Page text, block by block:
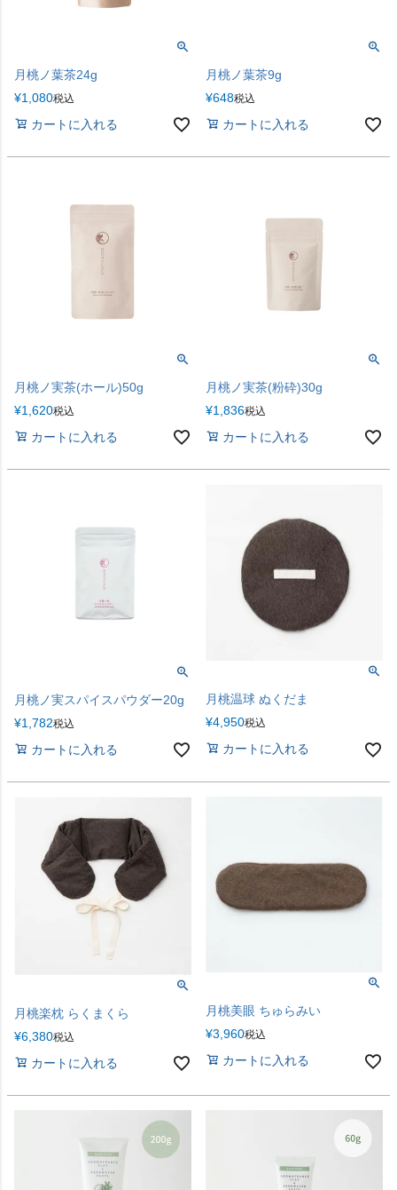
月桃ノ葉茶24g
¥1,080税込
カートに入れる
月桃ノ葉茶9g
¥648税込
カートに入れる
月桃ノ実茶(ホール)50g
¥1,620税込
カートに入れる
月桃ノ実茶(粉砕)30g
¥1,836税込
カートに入れる
月桃ノ実スパイスパウダー20g
¥1,782税込
カートに入れる
月桃温球 ぬくだま
¥4,950税込
カートに入れる
月桃楽枕 らくまくら
¥6,380税込
カートに入れる
月桃美眼 ちゅらみい
¥3,960税込
カートに入れる